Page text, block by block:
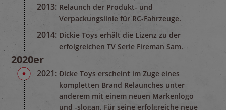
2013: Relaunch der Produkt- und
Verpackungslinie für RC-Fahrzeuge.
2014: Dickie Toys erhält die Lizenz zu der
erfolgreichen TV Serie Fireman Sam.
2020er
2021: Dicke Toys erscheint im Zuge eines
kompletten Brand Relaunches unter
anderem mit einem neuen Markenlogo
und -slogan. Für seine erfolgreiche neue